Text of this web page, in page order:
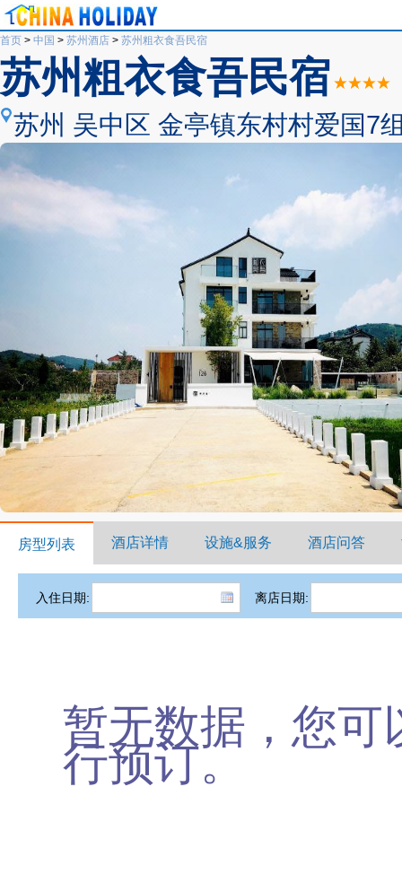
首页 > 中国 > 苏州酒店 > 苏州粗衣食吾民宿
苏州粗衣食吾民宿
苏州 吴中区 金亭镇东村村爱国7
房型列表 酒店详情 设施&服务 酒店问答
入住日期: 离店日期:
暂无数据，您可
行预订。